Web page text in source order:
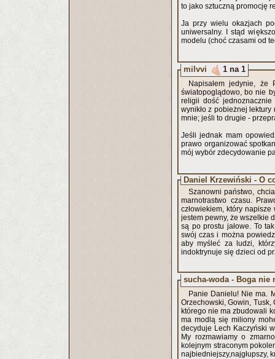
to jako sztuczną promocję
Ja przy wielu okazjach
uniwersalny. I stąd
modelu (choć czasami od
milvvi 1 na 1
Napisałem jedynie, że
światopoglądowo, bo nie
religii dość
wynikło z pobieżnej
mnie; jeśli to drugie -
Jeśli jednak mam
prawo organizować
mój wybór zdecydowanie
Daniel Krzewiński - O
Szanowni państwo,
marnotrastwo czasu.
człowiekiem, który
jestem pewny, że wszelkie
są po prostu jałowe. To
swój czas i można
aby myśleć za ludzi,
indoktrynuje się dzieci od
sucha-woda - Boga nie
Panie Danielu! Nie ma. My to wiemy. Nie tylko my. Wie o tym Giertych, Pospieszalski, Cejrowski,
Orzechowski, Gowin, Tusk,
którego nie ma zbudowali
ma modlą się miliony
decyduje Lech Kaczyński występujący w imię Boga którego nie ma. My nie rozmawiamy o niczym.
My rozmawiamy o
kolejnym straconym
najbiedniejszy,najgłupszy,